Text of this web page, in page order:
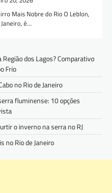
Mais Nobre do Rio O Leblon,
é…
dos Lagos? Comparativo
Frio
no Rio de Janeiro
fluminense: 10 opções
o inverno na serra no RJ
no Rio de Janeiro